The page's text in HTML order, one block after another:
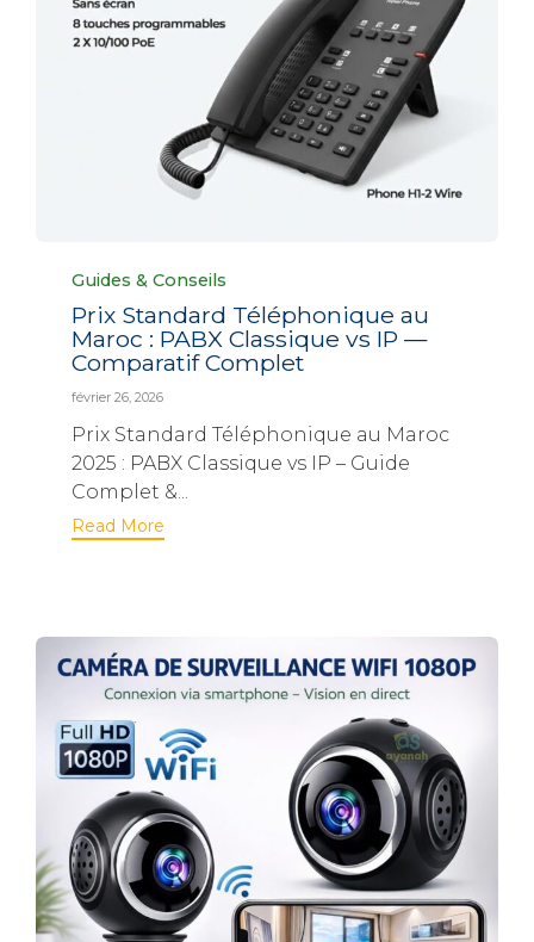
Category
Guides & Conseils
Prix Standard Téléphonique au
Maroc : PABX Classique vs IP —
Comparatif Complet
février 26, 2026
Prix Standard Téléphonique au Maroc
2025 : PABX Classique vs IP – Guide
Complet &...
Read More